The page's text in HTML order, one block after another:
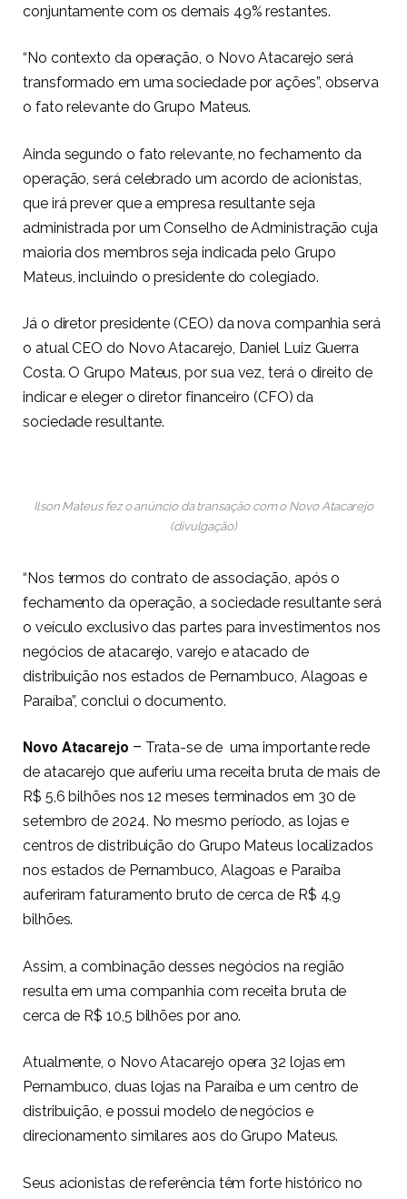
conjuntamente com os demais 49% restantes.
“No contexto da operação, o Novo Atacarejo será
transformado em uma sociedade por ações”, observa
o fato relevante do Grupo Mateus.
Ainda segundo o fato relevante, no fechamento da
operação, será celebrado um acordo de acionistas,
que irá prever que a empresa resultante seja
administrada por um Conselho de Administração cuja
maioria dos membros seja indicada pelo Grupo
Mateus, incluindo o presidente do colegiado.
Já o diretor presidente (CEO) da nova companhia será
o atual CEO do Novo Atacarejo, Daniel Luiz Guerra
Costa. O Grupo Mateus, por sua vez, terá o direito de
indicar e eleger o diretor financeiro (CFO) da
sociedade resultante.
Ilson Mateus fez o anúncio da transação com o Novo Atacarejo
(divulgação)
“Nos termos do contrato de associação, após o
fechamento da operação, a sociedade resultante será
o veículo exclusivo das partes para investimentos nos
negócios de atacarejo, varejo e atacado de
distribuição nos estados de Pernambuco, Alagoas e
Paraíba”, conclui o documento.
Novo Atacarejo – Trata-se de uma importante rede
de atacarejo que auferiu uma receita bruta de mais de
R$ 5,6 bilhões nos 12 meses terminados em 30 de
setembro de 2024. No mesmo período, as lojas e
centros de distribuição do Grupo Mateus localizados
nos estados de Pernambuco, Alagoas e Paraíba
auferiram faturamento bruto de cerca de R$ 4,9
bilhões.
Assim, a combinação desses negócios na região
resulta em uma companhia com receita bruta de
cerca de R$ 10,5 bilhões por ano.
Atualmente, o Novo Atacarejo opera 32 lojas em
Pernambuco, duas lojas na Paraíba e um centro de
distribuição, e possui modelo de negócios e
direcionamento similares aos do Grupo Mateus.
Seus acionistas de referência têm forte histórico no